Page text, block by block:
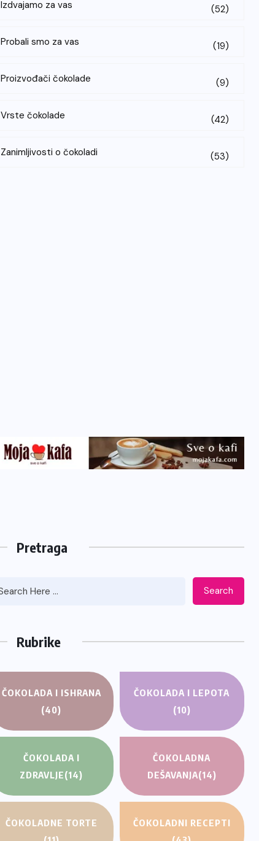
Izdvajamo za vas (52)
Probali smo za vas (19)
Proizvođači čokolade (9)
Vrste čokolade (42)
Zanimljivosti o čokoladi (53)
Pretraga
Search
Rubrike
ČOKOLADA I ISHRANA
(40)
ČOKOLADA I LEPOTA
(10)
ČOKOLADA I
ZDRAVLJE(14)
ČOKOLADNA
DEŠAVANJA(14)
ČOKOLADNE TORTE
ČOKOLADNI RECEPTI